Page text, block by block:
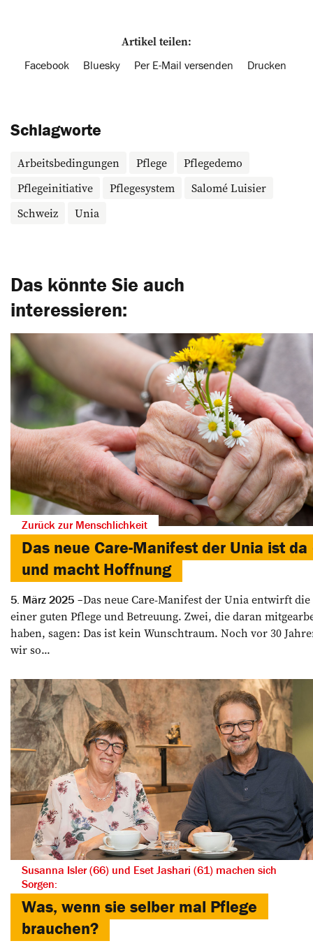
Artikel teilen:
Facebook Bluesky Per E-Mail versenden Drucken
Schlagworte
Arbeitsbedingungen Pflege
Pflegedemo
Pflegeinitiative
Pflegesystem
Salomé Luisier
Schweiz
Unia
Das könnte Sie auch
interessieren:
Zurück zur Menschlichkeit
Das neue Care-Manifest der Unia ist da
und macht Hoffnung
5. März 2025
Das neue Care-Manifest der Unia entwirft
einer guten Pflege und Betreuung. Zwei, die daran
haben, sagen: Das ist kein Wunschtraum. Noch vor 30
wir so...
Susanna Isler (66) und Eset Jashari (61) machen sich
Sorgen:
Was, wenn sie selber mal Pflege
brauchen?